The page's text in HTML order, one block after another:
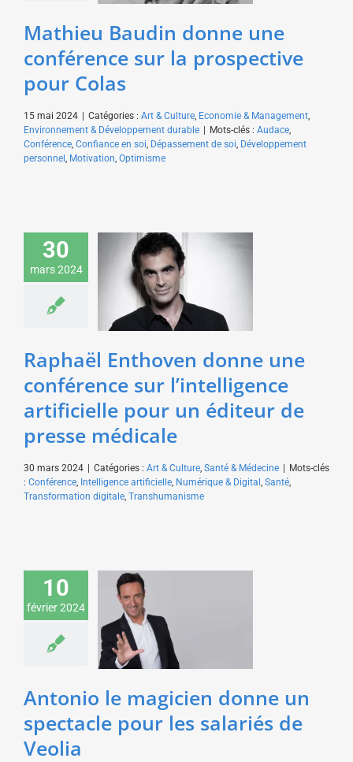
Mathieu Baudin donne une
conférence sur la prospective
pour Colas
15 mai 2024 Catégories : Art & Culture, Economie & Management,
Environnement & Développement durable
Mots-clés : Audace,
Conférence, Confiance en soi, Dépassement de soi, Développement
personnel , Motivation, Optimisme
30
mars 2024
donne une conférence
sur l’intelligence
artificielle pour un
éditeur de presse
médicale
Art & Culture Santé &
Raphaël Enthoven donne une
conférence sur l’intelligence
artificielle pour un éditeur de
presse médicale
30 mars 2024 Catégories : Art & Culture, Santé & Médecine
Mots-clés
: Conférence, Intelligence artificielle, Numérique & Digital , Santé,
Transformation digitale, Transhumanisme
10
février 2024
Antonio le magicien
donne un spectacle
pour les salariés de
Veolia
Art & Culture
Antonio le magicien donne un
spectacle pour les salariés de
Veolia